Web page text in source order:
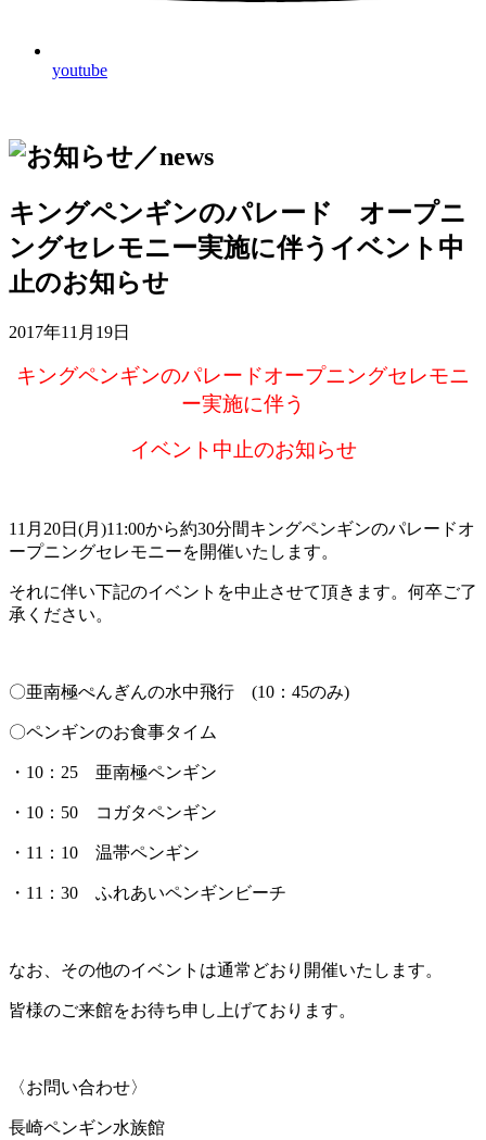
youtube
キングペンギンのパレード オープニ
ングセレモニー実施に伴うイベント中
止のお知らせ
2017年11月19日
キングペンギンのパレードオープニングセレモニ
ー実施に伴う
イベント中止のお知らせ
11月20日(月)11:00から約30分間キングペンギンのパレードオ
ープニングセレモニーを開催いたします。
それに伴い下記のイベントを中止させて頂きます。何卒ご了
承ください。
〇亜南極ぺんぎんの水中飛行 (10：45のみ)
〇ペンギンのお食事タイム
・10：25 亜南極ペンギン
・10：50 コガタペンギン
・11：10 温帯ペンギン
・11：30 ふれあいペンギンビーチ
なお、その他のイベントは通常どおり開催いたします。
皆様のご来館をお待ち申し上げております。
〈お問い合わせ〉
長崎ペンギン水族館